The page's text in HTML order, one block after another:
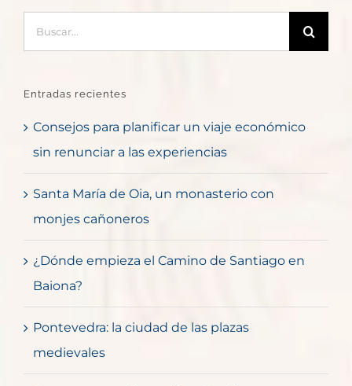
Entradas recientes
Consejos para planificar un viaje económico
sin renunciar a las experiencias
Santa María de Oia, un monasterio con
monjes cañoneros
¿Dónde empieza el Camino de Santiago en
Baiona?
Pontevedra: la ciudad de las plazas
medievales